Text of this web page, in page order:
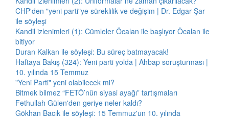
CHP'den "yeni parti"ye süreklilik ve değişim | Dr. Edgar Şar
ile söyleşi
Kandil izlenimleri (1): Cümleler Öcalan ile başlıyor Öcalan ile
bitiyor
Duran Kalkan ile söyleşi: Bu süreç batmayacak!
Haftaya Bakış (324): Yeni parti yolda | Ahbap soruşturması |
10. yılında 15 Temmuz
"Yeni Parti" yeni olabilecek mi?
Bitmek bilmez “FETÖ’nün siyasi ayağı” tartışmaları
Fethullah Gülen'den geriye neler kaldı?
Gökhan Bacık ile söyleşi: 15 Temmuz'un 10. yılında